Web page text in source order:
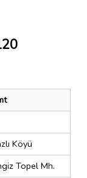
Köyü
Topel Mh.